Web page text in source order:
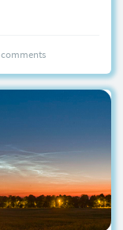
comments